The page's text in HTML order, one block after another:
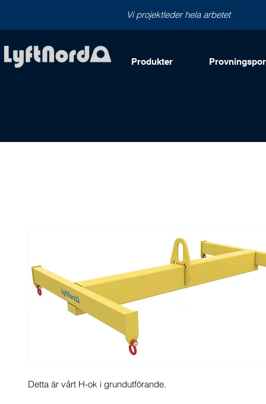
Vi projektleder hela arbetet
Produkter
Detta är vårt H-ok i grundutförande.